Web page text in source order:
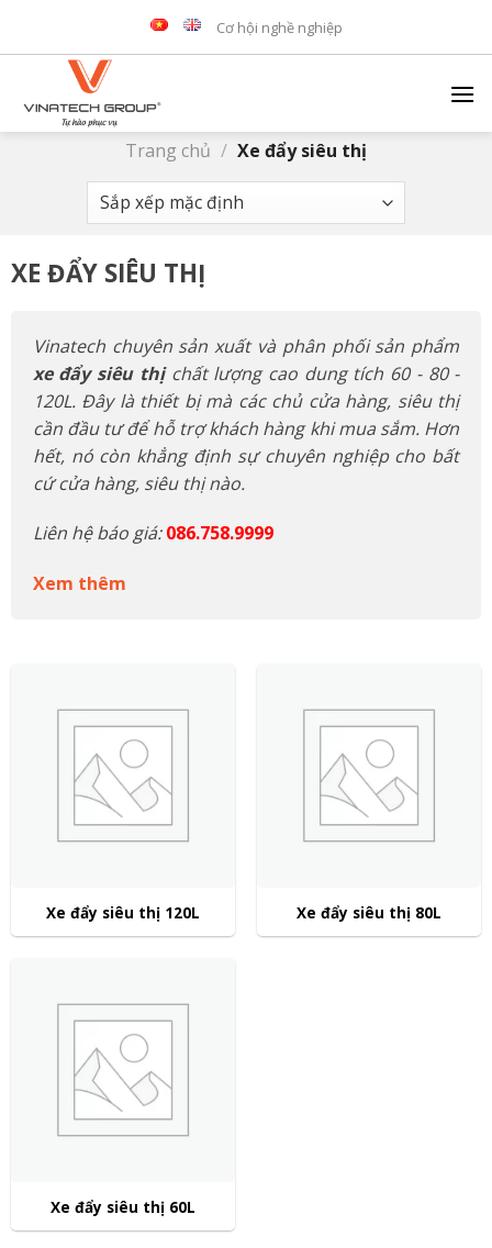
Cơ hội nghề nghiệp
Trang chủ / Xe đẩy siêu thị
XE ĐẨY SIÊU THỊ
Vinatech chuyên sản xuất và phân phối sản phẩm
xe đẩy siêu thịchất lượng cao dung tích 60 - 80 -
120L. Đây là thiết bị mà các chủ cửa hàng, siêu thị
cần đầu tư để hỗ trợ khách hàng khi mua sắm. Hơn
hết, nó còn khẳng định sự chuyên nghiệp cho bất
cứ cửa hàng, siêu thị nào.
Liên hệ báo giá: 086.758.9999
Xem thêm
Xe đẩy siêu thị 120L Xe đẩy siêu thị 80L
Xe đẩy siêu thị 60L